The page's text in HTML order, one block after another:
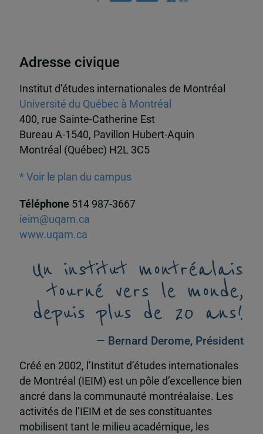
Adresse civique
Institut d’études internationales de Montréal
Université du Québec à Montréal
400, rue Sainte-Catherine Est
Bureau A-1540, Pavillon Hubert-Aquin
Montréal (Québec) H2L 3C5
* Voir le plan du campus
Téléphone 514 987-3667
ieim@uqam.ca
www.uqam.ca
Un institut montréalais
tourné vers le monde,
depuis plus de 20 ans!
— Bernard Derome, Président
Créé en 2002, l’Institut d’études internationales
de Montréal (IEIM) est un pôle d’excellence bien
ancré dans la communauté montréalaise. Les
activités de l’IEIM et de ses constituantes
mobilisent tant le milieu académique, les